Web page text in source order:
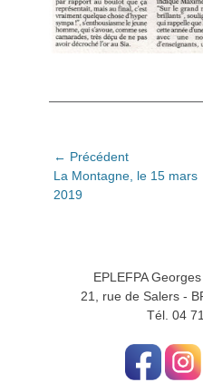
Navigation
de
l’article
← Précédent
Article
précédent:
La Montagne, le 15 mars
2019
EPLEFPA
21, rue de Salers -
Tél. 04